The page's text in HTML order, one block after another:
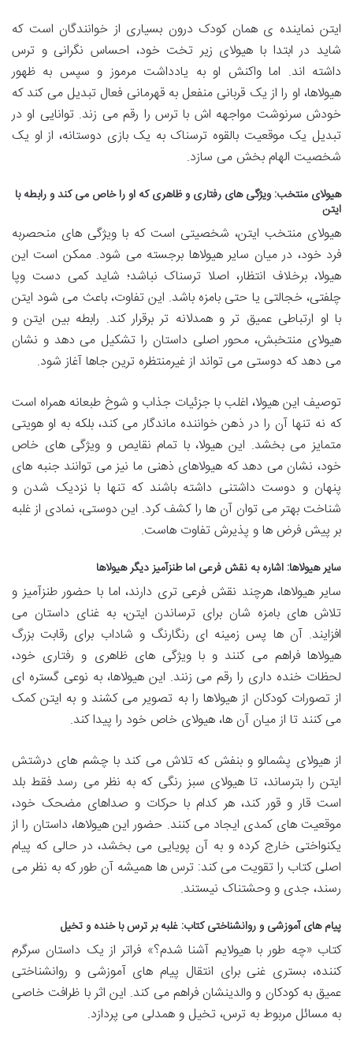
ایتن نماینده ی همان کودک درون بسیاری از خوانندگان است که
شاید در ابتدا با هیولای زیر تخت خود، احساس نگرانی و ترس
داشته اند. اما واکنش او به یادداشت مرموز و سپس به ظهور
هیولاها، او را از یک قربانی منفعل به قهرمانی فعال تبدیل می کند که
خودش سرنوشت مواجهه اش با ترس را رقم می زند. توانایی او در
تبدیل یک موقعیت بالقوه ترسناک به یک بازی دوستانه، از او یک
شخصیت الهام بخش می سازد.
هیولای منتخب: ویژگی های رفتاری و ظاهری که او را خاص می کند و رابطه با
ایتن
هیولای منتخب ایتن، شخصیتی است که با ویژگی های منحصربه
فرد خود، در میان سایر هیولاها برجسته می شود. ممکن است این
هیولا، برخلاف انتظار، اصلا ترسناک نباشد؛ شاید کمی دست وپا
چلفتی، خجالتی یا حتی بامزه باشد. این تفاوت، باعث می شود ایتن
با او ارتباطی عمیق تر و همدلانه تر برقرار کند. رابطه بین ایتن و
هیولای منتخبش، محور اصلی داستان را تشکیل می دهد و نشان
می دهد که دوستی می تواند از غیرمنتظره ترین جاها آغاز شود.
توصیف این هیولا، اغلب با جزئیات جذاب و شوخ طبعانه همراه است
که نه تنها آن را در ذهن خواننده ماندگار می کند، بلکه به او هویتی
متمایز می بخشد. این هیولا، با تمام نقایص و ویژگی های خاص
خود، نشان می دهد که هیولاهای ذهنی ما نیز می توانند جنبه های
پنهان و دوست داشتنی داشته باشند که تنها با نزدیک شدن و
شناخت بهتر می توان آن ها را کشف کرد. این دوستی، نمادی از غلبه
بر پیش فرض ها و پذیرش تفاوت هاست.
سایر هیولاها: اشاره به نقش فرعی اما طنزآمیز دیگر هیولاها
سایر هیولاها، هرچند نقش فرعی تری دارند، اما با حضور طنزآمیز و
تلاش های بامزه شان برای ترساندن ایتن، به غنای داستان می
افزایند. آن ها پس زمینه ای رنگارنگ و شاداب برای رقابت بزرگ
هیولاها فراهم می کنند و با ویژگی های ظاهری و رفتاری خود،
لحظات خنده داری را رقم می زنند. این هیولاها، به نوعی گستره ای
از تصورات کودکان از هیولاها را به تصویر می کشند و به ایتن کمک
می کنند تا از میان آن ها، هیولای خاص خود را پیدا کند.
از هیولای پشمالو و بنفش که تلاش می کند با چشم های درشتش
ایتن را بترساند، تا هیولای سبز رنگی که به نظر می رسد فقط بلد
است قار و قور کند، هر کدام با حرکات و صداهای مضحک خود،
موقعیت های کمدی ایجاد می کنند. حضور این هیولاها، داستان را از
یکنواختی خارج کرده و به آن پویایی می بخشد، در حالی که پیام
اصلی کتاب را تقویت می کند: ترس ها همیشه آن طور که به نظر می
رسند، جدی و وحشتناک نیستند.
پیام های آموزشی و روانشناختی کتاب: غلبه بر ترس با خنده و تخیل
کتاب «چه طور با هیولایم آشنا شدم؟» فراتر از یک داستان سرگرم
کننده، بستری غنی برای انتقال پیام های آموزشی و روانشناختی
عمیق به کودکان و والدینشان فراهم می کند. این اثر با ظرافت خاصی
به مسائل مربوط به ترس، تخیل و همدلی می پردازد.